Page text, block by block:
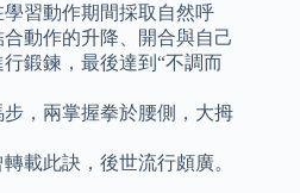
習動作期間採取自然呼
動作的升降、開合與自己
鍛鍊，最後達到“不調而
，兩掌握拳於腰側，大拇
載此訣，後世流行頗廣。